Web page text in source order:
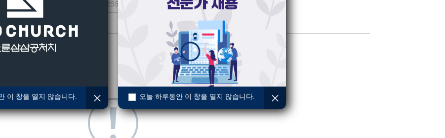
검색
이 창을 열지 않습니다. 오늘 하루동안 이 창을 열지 않습니다.